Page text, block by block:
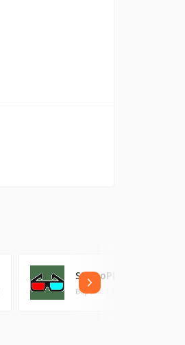
StereoPhotoView
Версия: 1.4.0 (15.7 МБ)